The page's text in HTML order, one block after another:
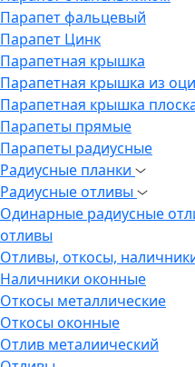
Парапет фальцевый
Парапет Цинк
Парапетная крышка
Парапетная крышка из
Парапетная крышка
Парапеты прямые
Парапеты радиусные
Радиусные планки
Радиусные отливы
Одинарные радиусные
отливы
Отливы, откосы,
Наличники оконные
Откосы металлические
Откосы оконные
Отлив металиический